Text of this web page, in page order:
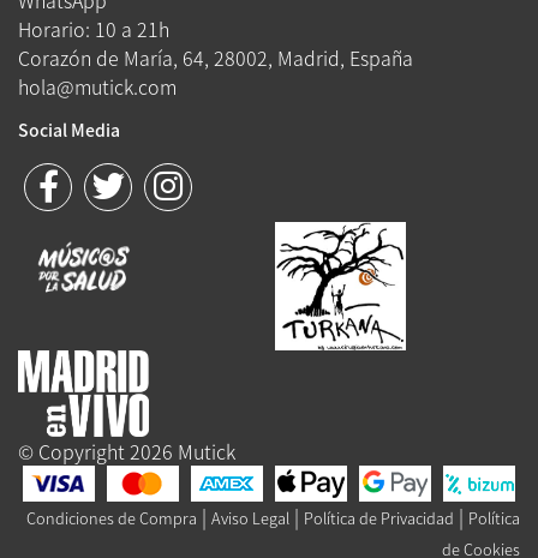
Horario: 10 a 21h
Corazón de María, 64, 28002, Madrid, España
hola@mutick.com
Social Media
© Copyright 2026 Mutick
Condiciones de Compra | Aviso Legal | Política de Privacidad | Política
de Cookies